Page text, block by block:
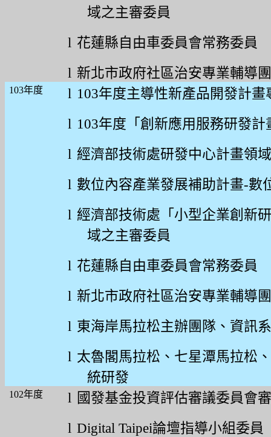
域之主審委員
l 花蓮縣自由車委員會常務委員
l 新北市政府社區治安專業輔導
103年度 l 103年度主導性新產品開發計畫
l 103年度「創新應用服務研發計
l 經濟部技術處研發中心計畫領
l 數位內容產業發展補助計畫-數
l 經濟部技術處「小型企業創新
域之主審委員
l 花蓮縣自由車委員會常務委員
l 新北市政府社區治安專業輔導
l 東海岸馬拉松主辦團隊、資訊
l 太魯閣馬拉松、七星潭馬拉松
統研發
102年度 l 國發基金投資評估審議委員會
l Digital Taipei論壇指導小組委員